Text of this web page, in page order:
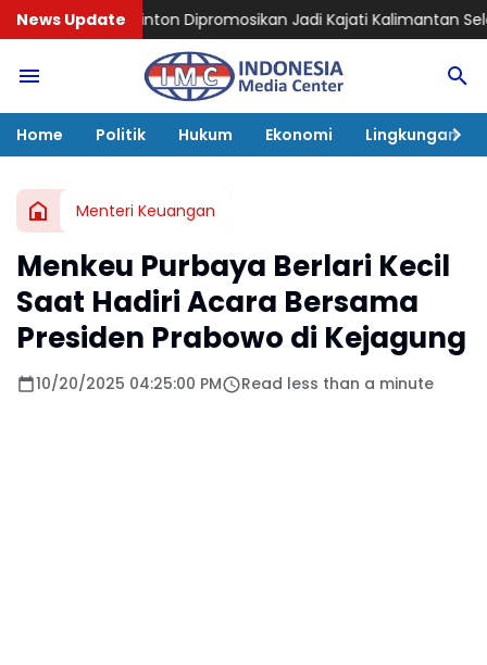
News Update
Dipromosikan Jadi Kajati Kalimantan Selatan, Bawa
Home Politik Hukum Ekonomi Lingkungan
Menteri Keuangan
Menkeu Purbaya Berlari Kecil
Saat Hadiri Acara Bersama
Presiden Prabowo di Kejagung
10/20/2025 04:25:00 PM Read less than a minute